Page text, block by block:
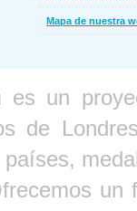
Mapa de nuestra
es un
de
un